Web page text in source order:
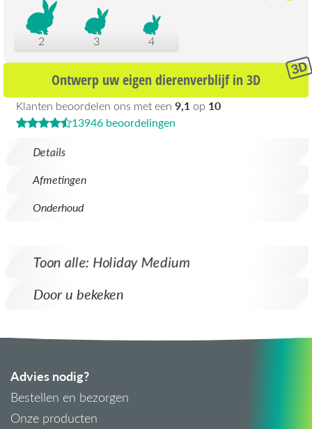
Details
Afmetingen
Onderhoud
2 3 4
Ontwerp uw eigen dierenverblijf in 3D
Klanten beoordelen ons met een 9,1 op 10
13946 beoordelingen
Toon alle: Holiday Medium
Door u bekeken
Advies nodig?
Bestellen en bezorgen
Onze producten